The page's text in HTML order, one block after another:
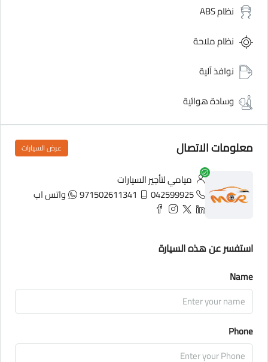
نظام ABS
نظام ملاحة
نوافذ آلية
وسادة هوائية
معلومات الاتصال عرض السيارات
ميامي لتأجير السيارات
042599925
971502611341 واتس اب
استفسر عن هذه السيارة
Name
Phone